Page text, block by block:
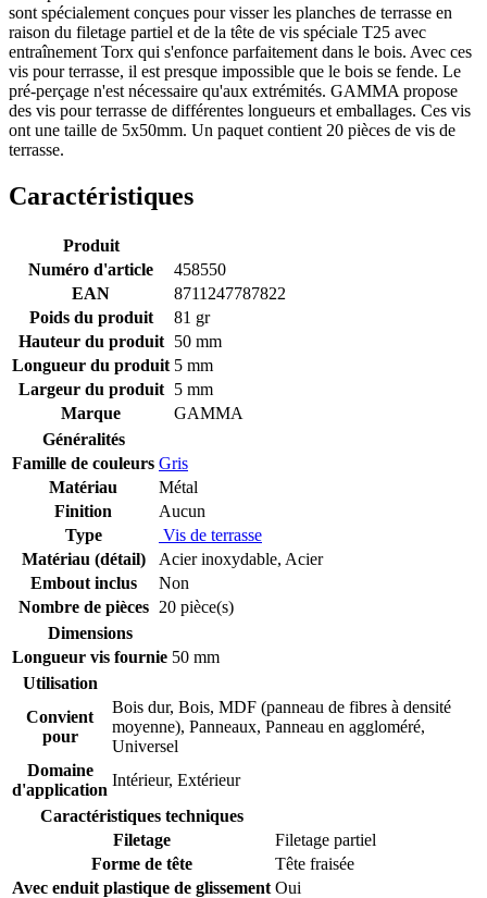
sont spécialement conçues pour visser les planches de terrasse en
raison du filetage partiel et de la tête de vis spéciale T25 avec
entraînement Torx qui s'enfonce parfaitement dans le bois. Avec ces
vis pour terrasse, il est presque impossible que le bois se fende. Le
pré-perçage n'est nécessaire qu'aux extrémités. GAMMA propose
des vis pour terrasse de différentes longueurs et emballages. Ces vis
ont une taille de 5x50mm. Un paquet contient 20 pièces de vis de
terrasse.
Caractéristiques
Produit
Numéro d'article
458550
EAN
8711247787822
Poids du produit
81 gr
Hauteur du produit
50 mm
Longueur du produit 5 mm
Largeur du produit
5 mm
Marque
GAMMA
Généralités
Famille de couleurs Gris
Matériau
Métal
Finition
Aucun
Type
Vis de terrasse
Matériau (détail)
Acier inoxydable, Acier
Embout inclus
Non
Nombre de pièces
20 pièce(s)
Dimensions
Longueur vis fournie 50 mm
Utilisation
Convient
pour
Bois dur, Bois, MDF (panneau de fibres à densité
moyenne), Panneaux, Panneau en aggloméré,
Universel
Domaine
d'application
Intérieur, Extérieur
Caractéristiques techniques
Filetage
Filetage partiel
Forme de tête
Tête fraisée
Avec enduit plastique de glissement Oui